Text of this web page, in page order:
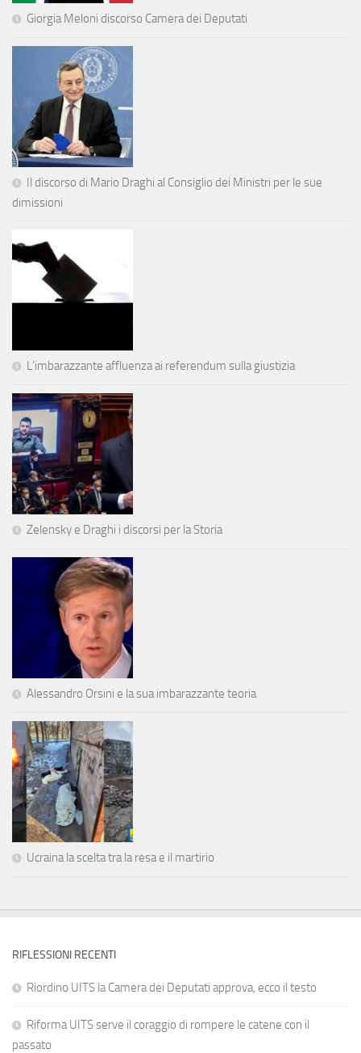
Giorgia Meloni discorso Camera dei Deputati
Il discorso di Mario Draghi al Consiglio dei Ministri per le sue
dimissioni
L’imbarazzante affluenza ai referendum sulla giustizia
Zelensky e Draghi i discorsi per la Storia
Alessandro Orsini e la sua imbarazzante teoria
Ucraina la scelta tra la resa e il martirio
RIFLESSIONI RECENTI
Riordino UITS la Camera dei Deputati approva, ecco il testo
Riforma UITS serve il coraggio di rompere le catene con il
passato